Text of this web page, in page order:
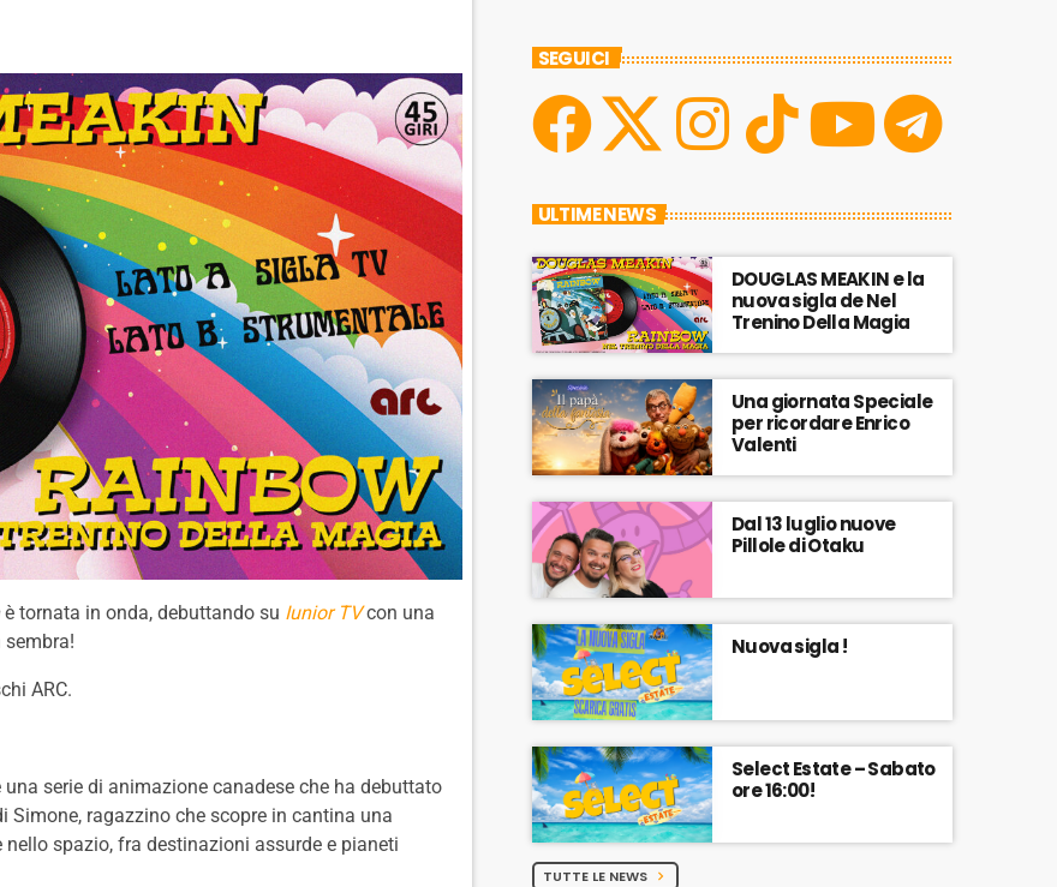
è tornata in onda, debuttando su Iunior TVcon una
sembra!
ARC.
una serie di animazione canadese che ha debuttato
Simone, ragazzino che scopre in cantina una
spazio, fra destinazioni assurde e pianeti
SEGUICI
ULTIME NEWS
DOUGLAS MEAKIN e la
nuova sigla de Nel
Trenino Della Magia
Una giornata Speciale
per ricordare Enrico
Valenti
Dal 13 luglio nuove
Pillole di Otaku
Nuova sigla !
Select Estate – Sabato
ore 16:00!
TUTTE LE NEWS chevron_right